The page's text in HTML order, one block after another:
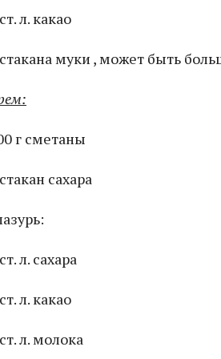
л. какао
муки , может быть
г сметаны
сахара
л. сахара
л. какао
л. молока